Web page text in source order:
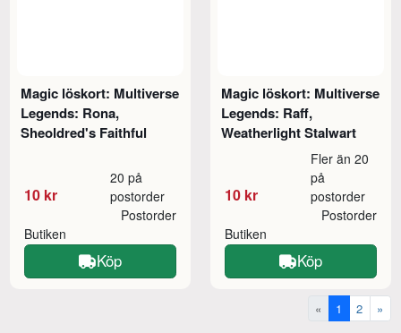
Magic löskort: Multiverse
Legends: Rona,
Sheoldred's Faithful
10 kr
20 på
postorder
Butiken
Postorder
Köp
Magic löskort: Multiverse
Legends: Raff,
Weatherlight Stalwart
10 kr
Fler än 20
på
postorder
Butiken
Postorder
Köp
« 1 2 »